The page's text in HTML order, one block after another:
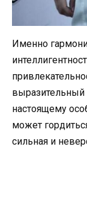
Именно
настоящему
может
сильная и